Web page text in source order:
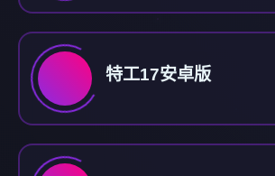
特工17安卓版